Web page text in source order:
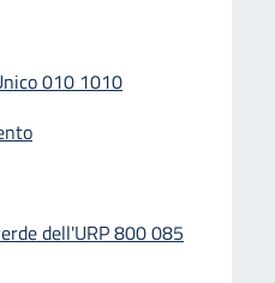
010 1010
dell'URP 800 085